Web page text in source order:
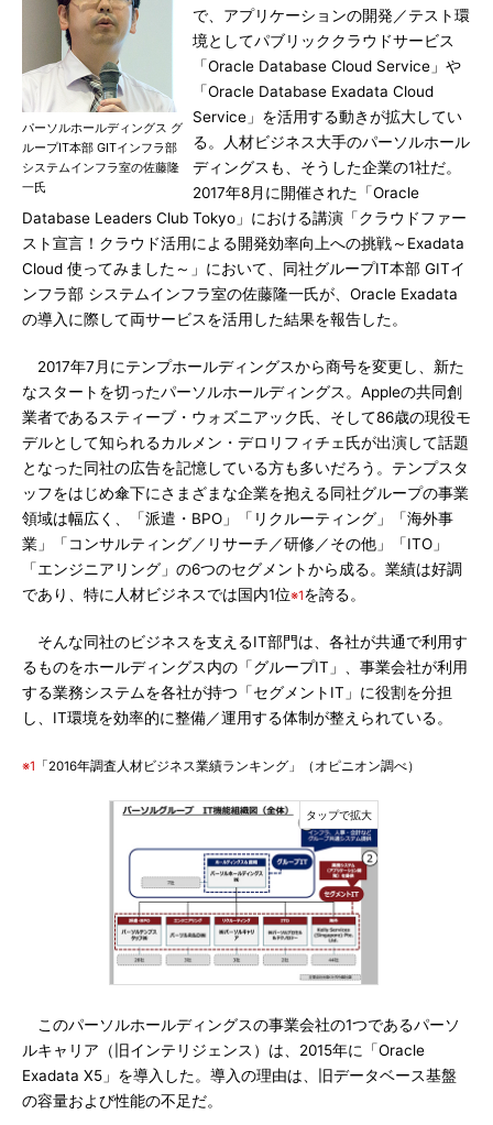
パーソルホールディングス グ
ループIT本部 GITインフラ部
システムインフラ室の佐藤隆
一氏
で、アプリケーションの開発／テスト環
境としてパブリッククラウドサービス
「Oracle Database Cloud Service」や
「Oracle Database Exadata Cloud
Service」を活用する動きが拡大してい
る。人材ビジネス大手のパーソルホール
ディングスも、そうした企業の1社だ。
2017年8月に開催された「Oracle
Database Leaders Club Tokyo」における講演「クラウドファー
スト宣言！クラウド活用による開発効率向上への挑戦～Exadata
Cloud 使ってみました～」において、同社グループIT本部 GITイ
ンフラ部 システムインフラ室の佐藤隆一氏が、Oracle Exadata
の導入に際して両サービスを活用した結果を報告した。
2017年7月にテンプホールディングスから商号を変更し、新た
なスタートを切ったパーソルホールディングス。Appleの共同創
業者であるスティーブ・ウォズニアック氏、そして86歳の現役モ
デルとして知られるカルメン・デロリフィチェ氏が出演して話題
となった同社の広告を記憶している方も多いだろう。テンプスタ
ッフをはじめ傘下にさまざまな企業を抱える同社グループの事業
領域は幅広く、「派遣・BPO」「リクルーティング」「海外事
業」「コンサルティング／リサーチ／研修／その他」「ITO」
「エンジニアリング」の6つのセグメントから成る。業績は好調
であり、特に人材ビジネスでは国内1位※1を誇る。
そんな同社のビジネスを支えるIT部門は、各社が共通で利用す
るものをホールディングス内の「グループIT」、事業会社が利用
する業務システムを各社が持つ「セグメントIT」に役割を分担
し、IT環境を効率的に整備／運用する体制が整えられている。
※1 「2016年調査人材ビジネス業績ランキング」（オピニオン調べ）
このパーソルホールディングスの事業会社の1つであるパーソ
ルキャリア（旧インテリジェンス）は、2015年に「Oracle
Exadata X5」を導入した。導入の理由は、旧データベース基盤
の容量および性能の不足だ。